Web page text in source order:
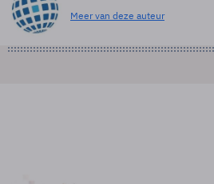
Meer van deze auteur